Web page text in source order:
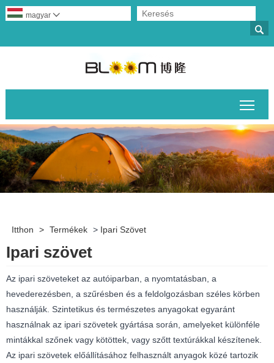

magyar 
Itthon > Termékek > Ipari Szövet
Ipari szövet
Az ipari szöveteket az autóiparban, a nyomtatásban, a
hevederezésben, a szűrésben és a feldolgozásban széles körben
használják. Szintetikus és természetes anyagokat egyaránt
használnak az ipari szövetek gyártása során, amelyeket különféle
mintákkal szőnek vagy kötöttek, vagy szőtt textúrákkal készítenek.
Az ipari szövetek előállításához felhasznált anyagok közé tartozik